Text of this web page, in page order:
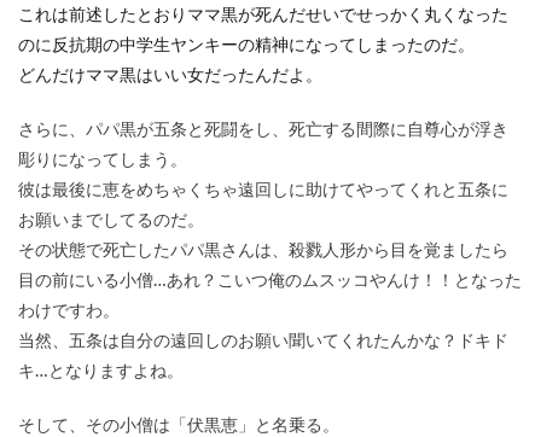
これは前述したとおりママ黒が死んだせいでせっかく丸くなった
のに反抗期の中学生ヤンキーの精神になってしまったのだ。
どんだけママ黒はいい女だったんだよ。
さらに、パパ黒が五条と死闘をし、死亡する間際に自尊心が浮き
彫りになってしまう。
彼は最後に恵をめちゃくちゃ遠回しに助けてやってくれと五条に
お願いまでしてるのだ。
その状態で死亡したパパ黒さんは、殺戮人形から目を覚ましたら
目の前にいる小僧…あれ？こいつ俺のムスッコやんけ！！となった
わけですわ。
当然、五条は自分の遠回しのお願い聞いてくれたんかな？ドキド
キ…となりますよね。
そして、その小僧は「伏黒恵」と名乗る。